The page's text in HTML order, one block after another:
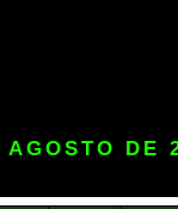
DE